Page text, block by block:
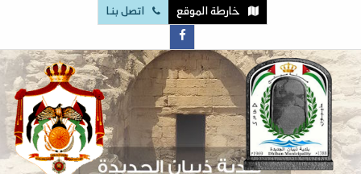
خارطة الموقع اتصل بنا